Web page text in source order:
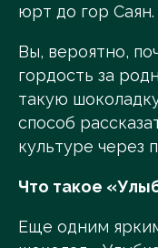
юрт до гор Саян.
Вы, вероятно,
гордость за
такую
способ
культуре через
Что такое
Еще одним